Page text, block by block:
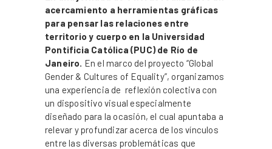
acercamiento a herramientas gráficas
para pensar las relaciones entre
territorio y cuerpo en la Universidad
Pontificia Católica (PUC) de Río de
Janeiro. En el marco del proyecto “Global
Gender & Cultures of Equality”, organizamos
una experiencia de reflexión colectiva con
un dispositivo visual especialmente
diseñado para la ocasión, el cual apuntaba a
relevar y profundizar acerca de los vínculos
entre las diversas problemáticas que